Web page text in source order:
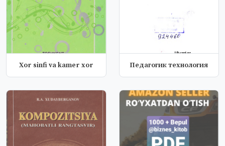
Xor sinfi va kamer xor Педагогик технология